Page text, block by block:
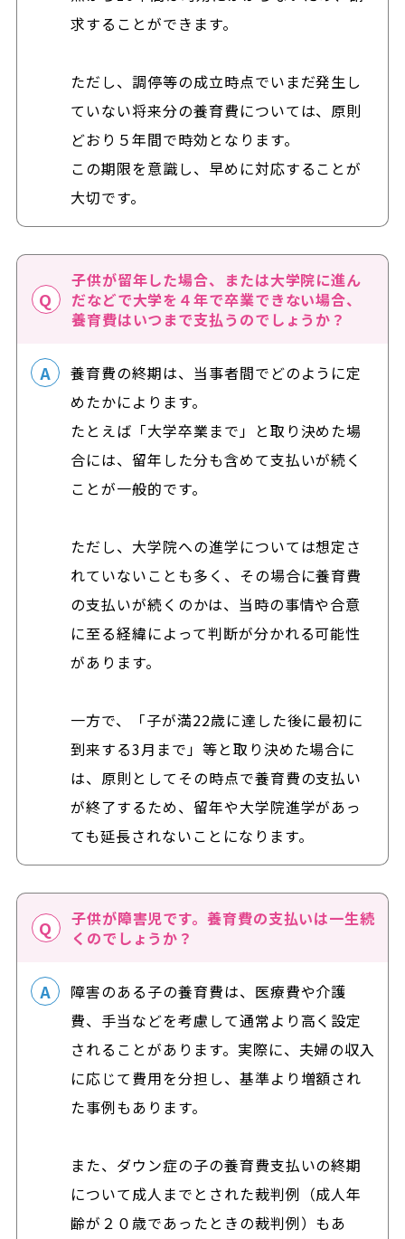
求することができます。
ただし、調停等の成立時点でいまだ発生し
ていない将来分の養育費については、原則
どおり５年間で時効となります。
この期限を意識し、早めに対応することが
大切です。
子供が留年した場合、または大学院に進ん
だなどで大学を４年で卒業できない場合、
養育費はいつまで支払うのでしょうか？
養育費の終期は、当事者間でどのように定
めたかによります。
たとえば「大学卒業まで」と取り決めた場
合には、留年した分も含めて支払いが続く
ことが一般的です。
ただし、大学院への進学については想定さ
れていないことも多く、その場合に養育費
の支払いが続くのかは、当時の事情や合意
に至る経緯によって判断が分かれる可能性
があります。
一方で、「子が満22歳に達した後に最初に
到来する3月まで」等と取り決めた場合に
は、原則としてその時点で養育費の支払い
が終了するため、留年や大学院進学があっ
ても延長されないことになります。
子供が障害児です。養育費の支払いは一生続
くのでしょうか？
障害のある子の養育費は、医療費や介護
費、手当などを考慮して通常より高く設定
されることがあります。実際に、夫婦の収入
に応じて費用を分担し、基準より増額され
た事例もあります。
また、ダウン症の子の養育費支払いの終期
について成人までとされた裁判例（成人年
齢が２０歳であったときの裁判例）もあ